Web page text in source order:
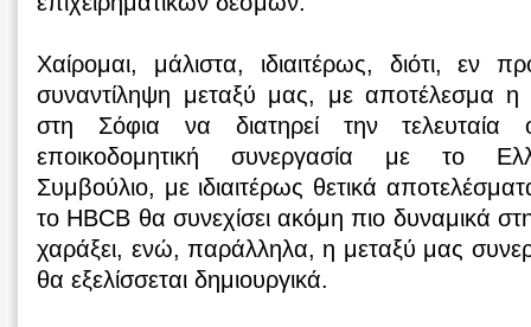
Χαίρομαι, μάλιστα, ιδιαιτέρως, διότι, εν
συναντίληψη μεταξύ μας, με αποτέλεσμα η
στη Σόφια να διατηρεί την τελευταία
εποικοδομητική συνεργασία με το
Συμβούλιο, με ιδιαιτέρως θετικά
το HBCB θα συνεχίσει ακόμη πιο δυναμικά
χαράξει, ενώ, παράλληλα, η μεταξύ μας
θα εξελίσσεται δημιουργικά.